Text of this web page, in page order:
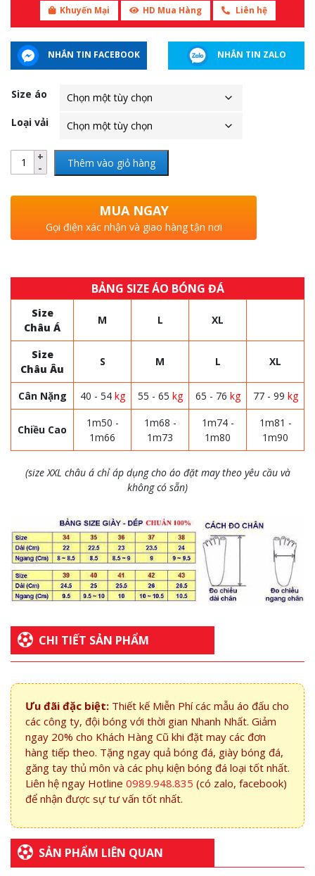
Khuyến Mại HD Mua Hàng Liên hệ
NHẮN TIN FACEBOOK NHẮN TIN ZALO
Size áo
Loại vải
Thêm vào giỏ hàng
MUA NGAY
Gọi điện xác nhận và giao hàng tận nơi
BẢNG SIZE ÁO BÓNG ĐÁ
Size
Châu Á
M L XL
Size
Châu Âu
S M L XL
Cân Nặng 40 - 54 kg 55 - 65 kg 65 - 76 kg 77 - 99 kg
Chiều Cao
1m50 -
1m66
1m68 -
1m73
1m74 -
1m80
1m81 -
1m90
(size XXL châu á chỉ áp dụng cho áo đặt may theo yêu cầu và
không có sẵn)
CHI TIẾT SẢN PHẨM
Ưu đãi đặc biệt: Thiết kế Miễn Phí các mẫu áo đấu cho
các công ty, đội bóng với thời gian Nhanh Nhất. Giảm
ngay 20% cho Khách Hàng Cũ khi đặt may các đơn
hàng tiếp theo. Tặng ngay quả bóng đá, giày bóng đá,
găng tay thủ môn và các phụ kiện bóng đá loại tốt nhất.
Liên hệ ngay Hotline 0989.948.835 (có zalo, facebook)
để nhận được sự tư vấn tốt nhất.
SẢN PHẨM LIÊN QUAN